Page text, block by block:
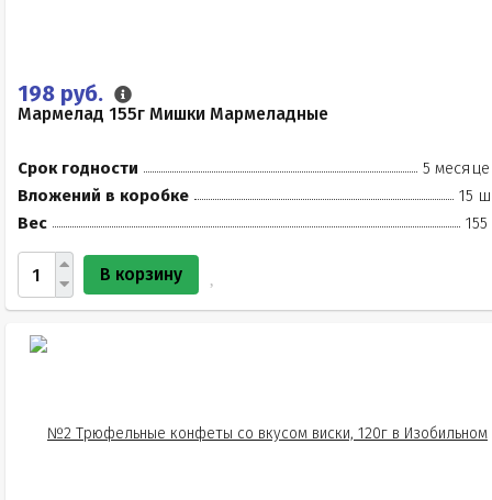
198 руб.
Мармелад 155г Мишки Мармеладные
Срок годности
5
Вложений в коробке
15
Вес
155
В корзину